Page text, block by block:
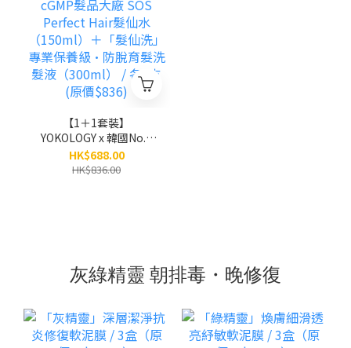
【1＋1套裝】
YOKOLOGY x 韓國No.1
cGMP髮品大廠 SOS
Perfect Hair髮仙水
HK$688.00
HK$836.00
灰綠精靈 朝排毒・晚修復